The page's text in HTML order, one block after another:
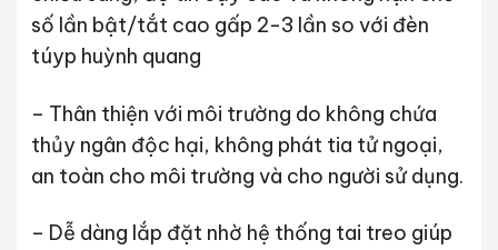
số lần bật/tắt cao gấp 2-3 lần so với đèn
túyp huỳnh quang
– Thân thiện với môi trường do không chứa
thủy ngân độc hại, không phát tia tử ngoại,
an toàn cho môi trường và cho người sử dụng.
– Dễ dàng lắp đặt nhờ hệ thống tai treo giúp